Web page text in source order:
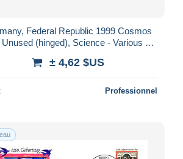
Federal Republic 1999 Cosmos
Unused (hinged), Science - Various -
± 4,62 $US
Professionnel